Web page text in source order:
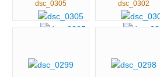
dsc_0305 dsc_0302